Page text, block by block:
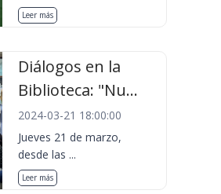
Leer más
Diálogos en la
Biblioteca: "Nu...
2024-03-21 18:00:00
Jueves 21 de marzo,
desde las ...
Leer más